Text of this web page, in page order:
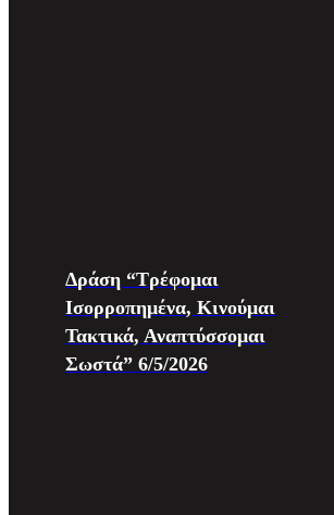
Δράση “Τρέφομαι
Ισορροπημένα, Κινούμαι
Τακτικά, Αναπτύσσομαι
Σωστά” 6/5/2026